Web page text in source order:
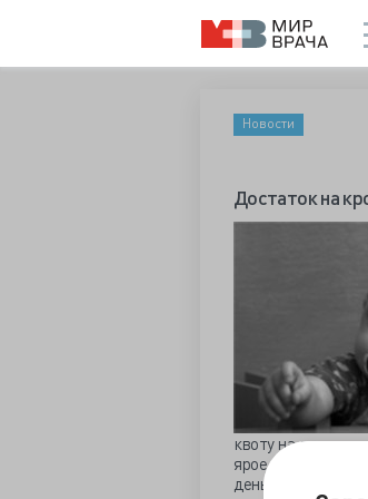
Новости
Достаток на
квоту на
ярое недоверие к
деньги»,